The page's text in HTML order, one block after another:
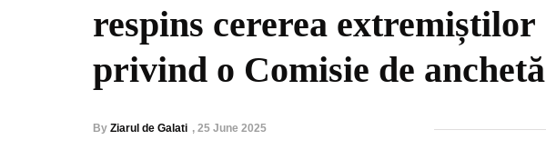
respins cererea extremiștilor
privind o Comisie de anchetă
By Ziarul de Galati , 25 June 2025